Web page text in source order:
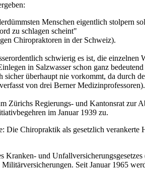
Menschen eigentlich stolpern
zu schlagen scheint"
Chiropraktoren in der Schweiz).
schwierig es ist, die
in Salzwasser schon ganz
überhaupt nie vorkommt, da durch
von drei Berner Medizinprofessoren).
Zürichs Regierungs- und Kantonsrat
im Januar 1939 zu.
Chiropraktik als gesetzlich verankerte
und
Seit Januar 1965